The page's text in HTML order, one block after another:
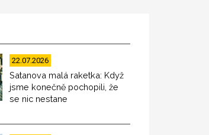
22.07.2026
Satanova malá raketka: Když
jsme konečně pochopili, že
se nic nestane